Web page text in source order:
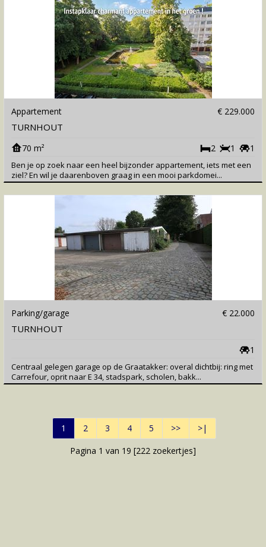
Appartement € 229.000
TURNHOUT
70 m² 1
1
2
Ben je op zoek naar een heel bijzonder appartement, iets met een
ziel? En wil je daarenboven graag in een mooi parkdomei...
Parking/garage € 22.000
TURNHOUT
1
Centraal gelegen garage op de Graatakker: overal dichtbij: ring met
Carrefour, oprit naar E 34, stadspark, scholen, bakk...
1 2 3 4 5 >>
>|
Pagina 1 van 19 [222 zoekertjes]